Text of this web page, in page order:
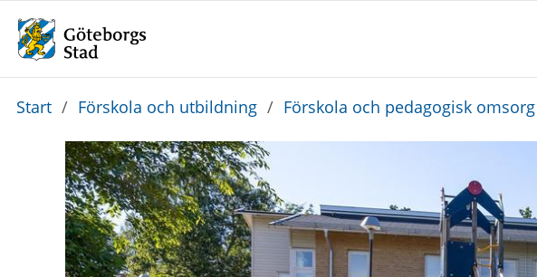
Du
Start / Förskola och utbildning / Förskola och pedagogisk omsorg